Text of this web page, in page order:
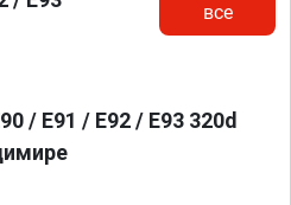
все
/ E91 / E92 / E93 320d